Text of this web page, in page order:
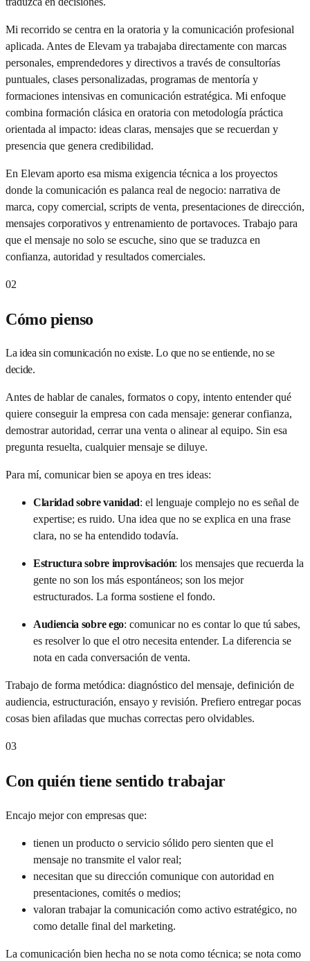
Mi recorrido se centra en la oratoria y la comunicación profesional
aplicada. Antes de Elevam ya trabajaba directamente con marcas
personales, emprendedores y directivos a través de consultorías
puntuales, clases personalizadas, programas de mentoría y
formaciones intensivas en comunicación estratégica. Mi enfoque
combina formación clásica en oratoria con metodología práctica
orientada al impacto: ideas claras, mensajes que se recuerdan y
presencia que genera credibilidad.
En Elevam aporto esa misma exigencia técnica a los proyectos
donde la comunicación es palanca real de negocio: narrativa de
marca, copy comercial, scripts de venta, presentaciones de dirección,
mensajes corporativos y entrenamiento de portavoces. Trabajo para
que el mensaje no solo se escuche, sino que se traduzca en
confianza, autoridad y resultados comerciales.
02
Cómo pienso
La idea sin comunicación no existe. Lo que no se entiende, no se
decide.
Antes de hablar de canales, formatos o copy, intento entender qué
quiere conseguir la empresa con cada mensaje: generar confianza,
demostrar autoridad, cerrar una venta o alinear al equipo. Sin esa
pregunta resuelta, cualquier mensaje se diluye.
Para mí, comunicar bien se apoya en tres ideas:
Claridad sobre vanidad: el lenguaje complejo no es señal de
expertise; es ruido. Una idea que no se explica en una frase
clara, no se ha entendido todavía.
Estructura sobre improvisación:los mensajes que recuerda la
gente no son los más espontáneos; son los mejor
estructurados. La forma sostiene el fondo.
Audiencia sobre ego: comunicar no es contar lo que tú sabes,
es resolver lo que el otro necesita entender. La diferencia se
nota en cada conversación de venta.
Trabajo de forma metódica: diagnóstico del mensaje, definición de
audiencia, estructuración, ensayo y revisión. Prefiero entregar pocas
cosas bien afiladas que muchas correctas pero olvidables.
03
Con quién tiene sentido trabajar
Encajo mejor con empresas que:
tienen un producto o servicio sólido pero sienten que el
mensaje no transmite el valor real;
necesitan que su dirección comunique con autoridad en
presentaciones, comités o medios;
valoran trabajar la comunicación como activo estratégico, no
como detalle final del marketing.
La comunicación bien hecha no se nota como técnica; se nota como